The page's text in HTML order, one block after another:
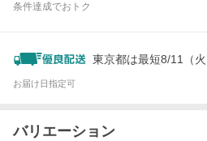
条件達成でおトク
東京都は最短8/11（
お届け日指定可
バリエーション